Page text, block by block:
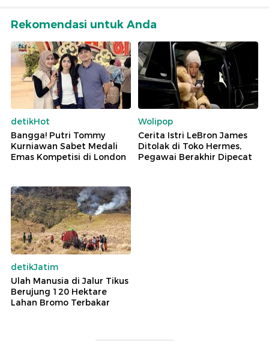
Rekomendasi untuk Anda
detikHot
Bangga! Putri Tommy
Kurniawan Sabet Medali
Emas Kompetisi di London
Wolipop
Cerita Istri LeBron James
Ditolak di Toko Hermes,
Pegawai Berakhir Dipecat
detikJatim
Ulah Manusia di Jalur Tikus
Berujung 120 Hektare
Lahan Bromo Terbakar